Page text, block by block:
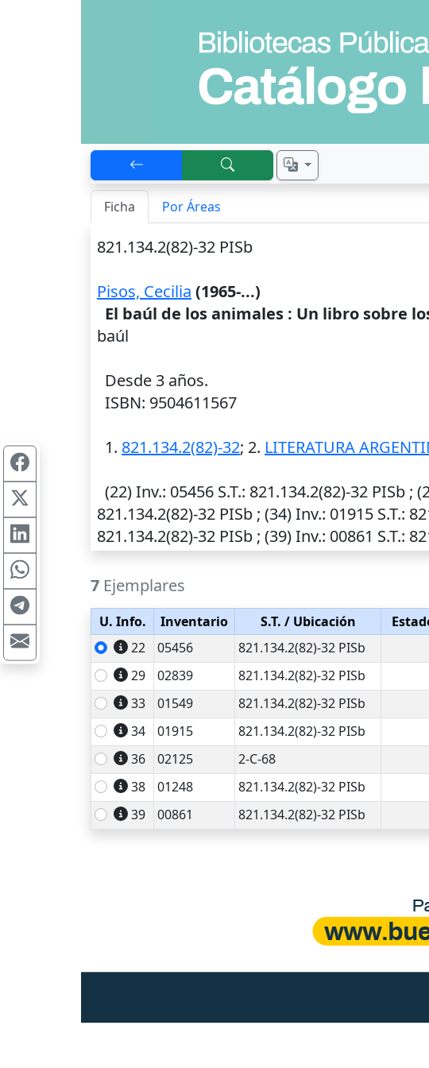
Ficha Por Áreas
821.134.2(82)-32 PISb
Pisos, Cecilia (1965-...)
El baúl de los animales : Un libro sobre
baúl
Desde 3 años.
ISBN: 9504611567
1. 821.134.2(82)-32; 2. LITERATURA
(22)Inv.: 05456 S.T.: 821.134.2(82)-32 PISb ;
821.134.2(82)-32 PISb ; (34)Inv.: 01915 S.T.:
821.134.2(82)-32 PISb ; (39)Inv.: 00861 S.T.:
7 Ejemplares
U. Info. Inventario S.T. / Ubicación
22
05456 821.134.2(82)-32 PISb
29
02839 821.134.2(82)-32 PISb
33
01549 821.134.2(82)-32 PISb
34
01915 821.134.2(82)-32 PISb
36
02125 2-C-68
38
01248 821.134.2(82)-32 PISb
39
00861 821.134.2(82)-32 PISb